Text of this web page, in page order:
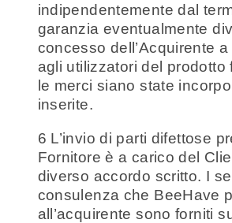
indipendentemente dal
garanzia eventualmente
concesso dell’Acquirente
agli utilizzatori del prodotto
le merci siano state
inserite.
6 L’invio di parti difettose
Fornitore è a carico del
diverso accordo scritto. I
consulenza che BeeHave
all’acquirente sono forniti